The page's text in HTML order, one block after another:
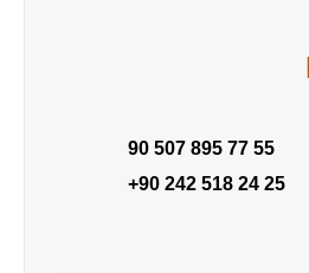
90 507 895 77 55
+90 242 518 24 25